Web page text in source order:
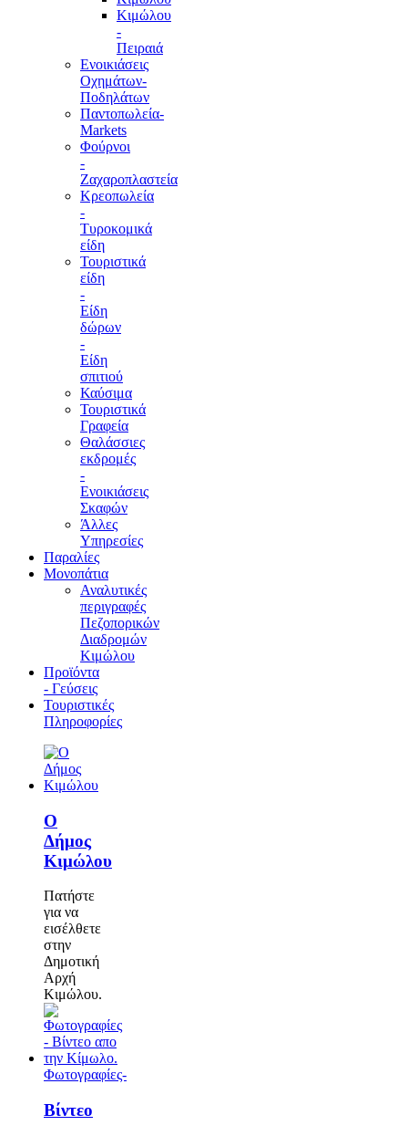
Κιμώλου
-
Πειραιά
Ενοικιάσεις
Οχημάτων-
Ποδηλάτων
Παντοπωλεία-
Markets
Φούρνοι
-
Ζαχαροπλαστεία
Κρεοπωλεία
-
Τυροκομικά
είδη
Τουριστικά
είδη
-
Είδη
δώρων
-
Είδη
σπιτιού
Καύσιμα
Τουριστικά
Γραφεία
Θαλάσσιες
εκδρομές
-
Ενοικιάσεις
Σκαφών
Άλλες
Υπηρεσίες
Παραλίες
Μονοπάτια
Αναλυτικές
περιγραφές
Πεζοπορικών
Διαδρομών
Κιμώλου
Προϊόντα
- Γεύσεις
Τουριστικές
Πληροφορίες
Ο
Δήμος
Κιμώλου
Πατήστε
για να
εισέλθετε
στην
Δημοτική
Αρχή
Κιμώλου.
Φωτογραφίες-
Βίντεο